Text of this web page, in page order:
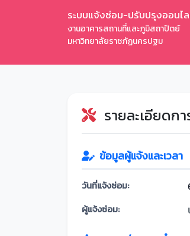
ระบบแจ้งซ่อม-ปรับปรุงออนไ
งานอาคารสถานที่และภูมิสถาปัตย์
มหาวิทยาลัยราชภัฏนครปฐม
รายละเอียดก
ข้อมูลผู้แจ้งและเวลา
วันที่แจ้งซ่อม:
ผู้แจ้งซ่อม: